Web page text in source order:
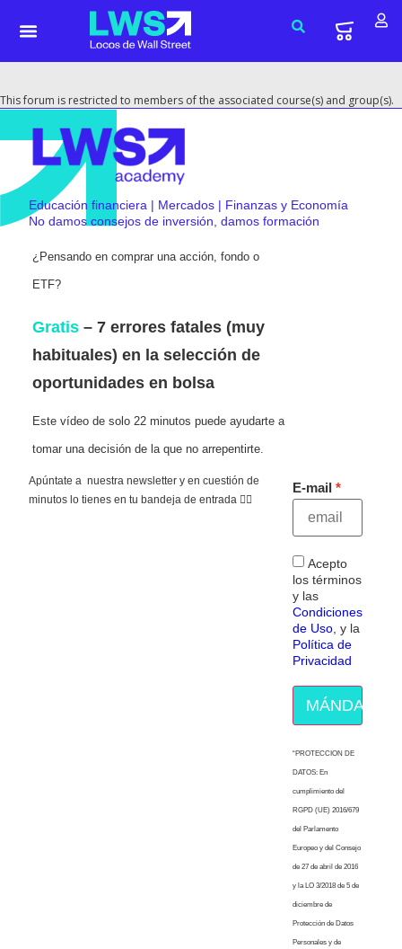
This forum is restricted to members of the associated course(s) and group(s).
Educación financiera | Mercados | Finanzas y Economía
No damos consejos de inversión, damos formación
¿Pensando en comprar una acción, fondo o
ETF?
Gratis – 7 errores fatales (muy
habituales) en la selección de
oportunidades en bolsa
Este vídeo de solo 22 minutos puede ayudarte a
tomar una decisión de la que no arrepentirte.
Apúntate a nuestra newsletter y en cuestión de
minutos lo tienes en tu bandeja de entrada 👇🏻
E-mail
Acepto
los términos
y las
Condiciones
de Uso, y la
Política de
Privacidad
MÁNDAME
“PROTECCION DE
DATOS: En
cumplimiento del
RGPD (UE) 2016/679
del Parlamento
Europeo y del Consejo
de 27 de abril de 2016
y la LO 3/2018 de 5 de
diciembre de
Protección de Datos
Personales y de